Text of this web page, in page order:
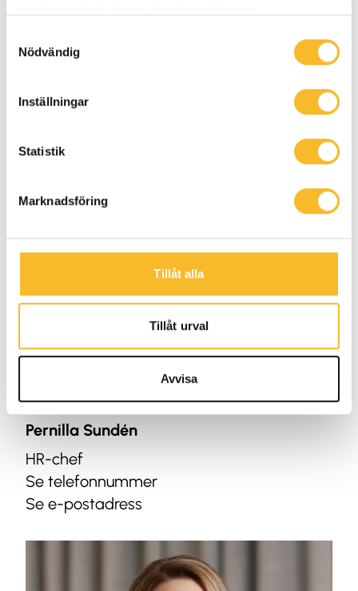
Nödvändig
Inställningar
Statistik
Marknadsföring
Tillåt alla
Tillåt urval
Avvisa
Varmt välkommen att höra av dig till
avdelning.
Pernilla Sundén
HR-chef
Se telefonnummer
Se e-postadress